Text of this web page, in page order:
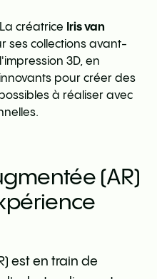
créatrice Iris van
ses collections avant-
3D, en
pour créer des
à réaliser avec
(AR)
est en train de